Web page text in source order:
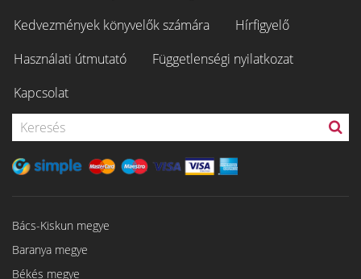
Kedvezmények könyvelők számára
Hírfigyelő
Használati útmutató
Függetlenségi nyilatkozat
Kapcsolat
Bács-Kiskun megye
Baranya megye
Békés megye